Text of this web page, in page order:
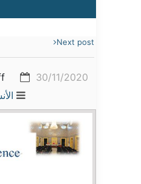
Next post
30/11/2020